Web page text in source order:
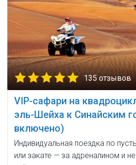
135 отзывов
VIP-сафари на
эль-Шейха к Синайским
включено)
Индивидуальная поездка по
или закате — за адреналином и